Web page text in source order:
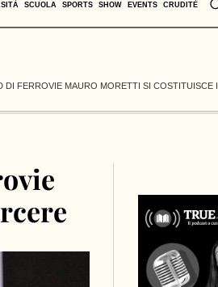
SCUOLA SPORTS SHOW EVENTS CRUDITÈ
DI FERROVIE MAURO MORETTI SI COSTITUISCE